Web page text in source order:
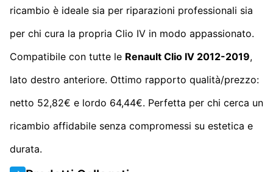
ricambio è ideale sia per riparazioni professionali sia
per chi cura la propria Clio IV in modo appassionato.
Compatibile con tutte le Renault Clio IV 2012-2019,
lato destro anteriore. Ottimo rapporto qualità/prezzo:
netto 52,82€ e lordo 64,44€. Perfetta per chi cerca un
ricambio affidabile senza compromessi su estetica e
durata.